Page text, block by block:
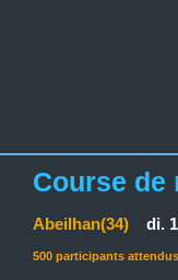
Course de
Abeilhan(34) di.
500 participants attendus